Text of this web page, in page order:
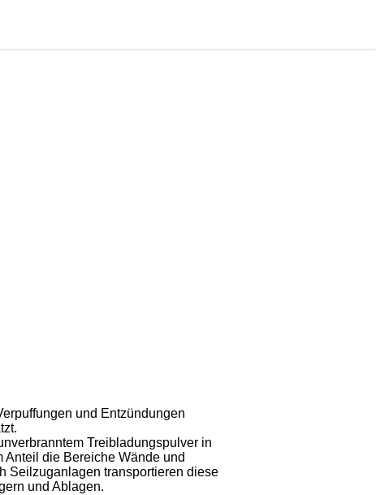
und Entzündungen
Treibladungspulver in
die Bereiche Wände und
Seilzuganlagen transportieren diese
und Ablagen.